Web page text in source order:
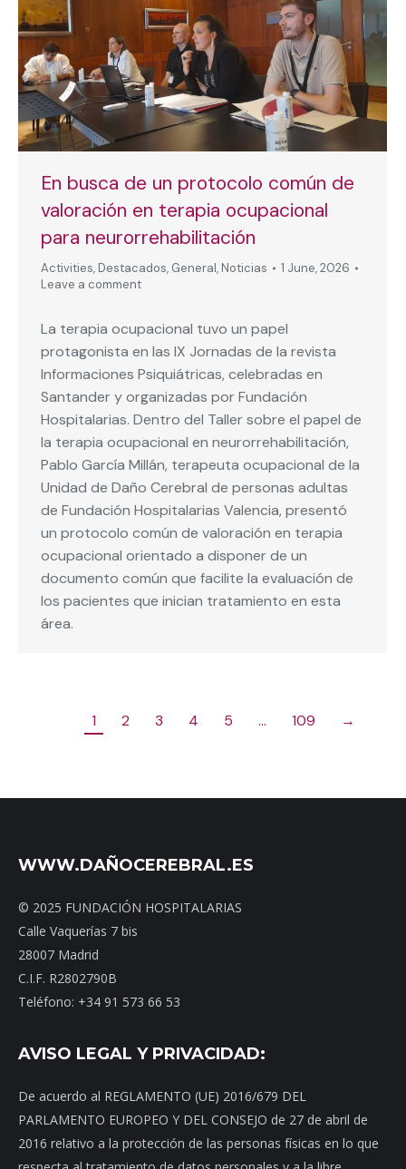
En busca de un protocolo común de
valoración en terapia ocupacional
para neurorrehabilitación
Activities, Destacados, General, Noticias
1 June, 2026
Leave a comment
La terapia ocupacional tuvo un papel
protagonista en las IX Jornadas de la revista
Informaciones Psiquiátricas, celebradas en
Santander y organizadas por Fundación
Hospitalarias. Dentro del Taller sobre el papel de
la terapia ocupacional en neurorrehabilitación,
Pablo García Millán, terapeuta ocupacional de la
Unidad de Daño Cerebral de personas adultas
de Fundación Hospitalarias Valencia, presentó
un protocolo común de valoración en terapia
ocupacional orientado a disponer de un
documento común que facilite la evaluación de
los pacientes que inician tratamiento en esta
área.
1 2 3 4 5 … 109 →
WWW.DAÑOCEREBRAL.ES
© 2025 FUNDACIÓN HOSPITALARIAS
Calle Vaquerías 7 bis
28007 Madrid
C.I.F. R2802790B
Teléfono: +34 91 573 66 53
AVISO LEGAL Y PRIVACIDAD:
De acuerdo al REGLAMENTO (UE) 2016/679 DEL
PARLAMENTO EUROPEO Y DEL CONSEJO de 27 de abril de
2016 relativo a la protección de las personas físicas en lo que